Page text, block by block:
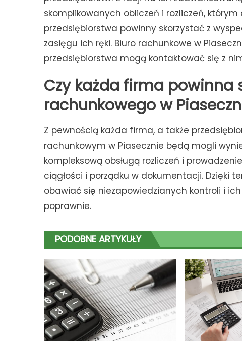
skomplikowanych obliczeń i rozliczeń,
przedsiębiorstwa powinny skorzystać z
zasięgu ich ręki. Biuro rachunkowe w
przedsiębiorstwa mogą kontaktować się z
Czy każda firma powinna
rachunkowego w
Z pewnością każda firma, a także
rachunkowym w Piasecznie będą mogli
kompleksową obsługą rozliczeń i
ciągłości i porządku w dokumentacji. Dzięki
obawiać się niezapowiedzianych kontroli i
poprawnie.
PODOBNE ARTYKUŁY